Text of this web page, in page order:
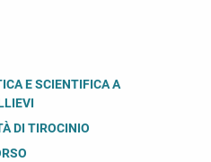
E SCIENTIFICA A
DI TIROCINIO